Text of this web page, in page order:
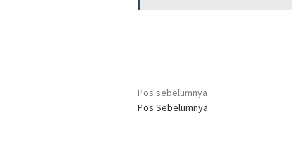
Navigasi
pos
Pos sebelumnya
Pos Sebelumnya